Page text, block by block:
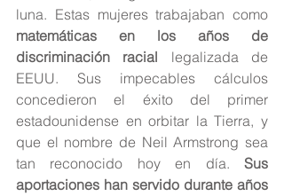
luna. Estas mujeres
matemáticas en los años de
discriminación racial legalizada de
EEUU. Sus impecables cálculos
concedieron el éxito del primer
estadounidense en orbitar la Tierra, y
que el nombre de Neil Armstrong sea
tan reconocido hoy en día. Sus
aportaciones han servido durante años